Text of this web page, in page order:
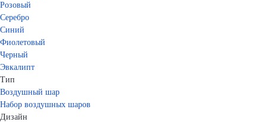
Розовый
Серебро
Синий
Фиолетовый
Черный
Эвкалипт
Тип
Воздушный шар
Набор воздушных шаров
Дизайн